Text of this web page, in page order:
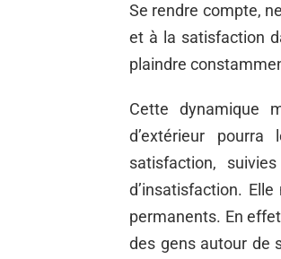
Se rendre compte,
et à la satisfaction
plaindre
Cette dynamique
d’extérieur
satisfaction,
d’insatisfaction.
permanents. En
des gens autour de